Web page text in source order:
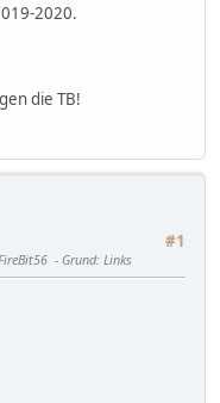
2020.
die TB!
#1
Grund: Links